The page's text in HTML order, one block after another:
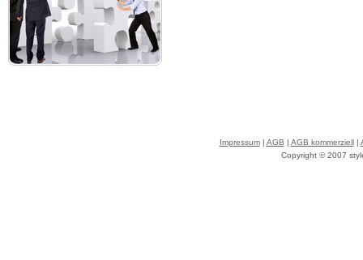
Impressum| AGB | AGB kommerziell|
Copyright © 2007